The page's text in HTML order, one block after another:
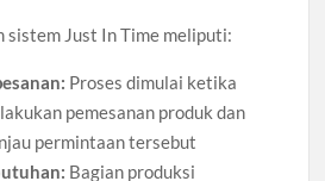
sistem Just In Time meliputi:
Proses dimulai ketika
pemesanan produk dan
permintaan tersebut
Bagian produksi